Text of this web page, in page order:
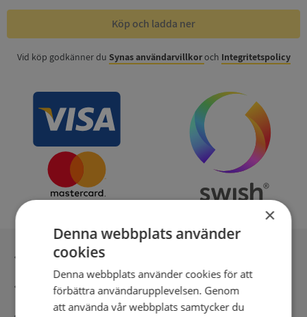
Köp och ladda ner
Vid köp godkänner du Synas användarvillkoroch Integritetspolicy
Inga kopior till omfrågad
Säker betalning med stripe
×
Denna webbplats använder
cookies
Denna webbplats använder cookies för att
förbättra användarupplevelsen. Genom
att använda vår webbplats samtycker du